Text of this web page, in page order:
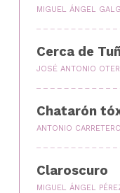
MIGUEL ÁNGEL
Cerca de
JOSÉ ANTONIO
Chatarón
ANTONIO
Claroscuro
MIGUEL ÁNGEL